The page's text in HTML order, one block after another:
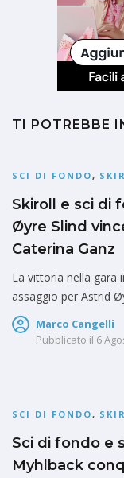
TI POTREBBE
SCI DI FONDO,
Skiroll e sci di
Øyre Slind
Caterina Ganz
La vittoria nella gara
assaggio per Astrid
Marco Cangelli
Pubblicato il 6
SCI DI FONDO,
Sci di fondo e
Myhlback